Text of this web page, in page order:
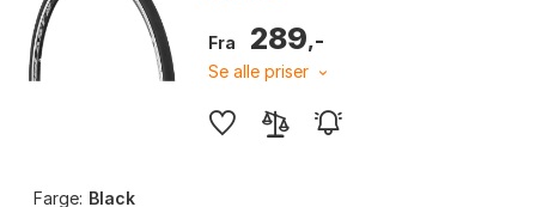
Redusert rullemotstand, øk...
Fra 289,-
Se alle priser
Farge: Black